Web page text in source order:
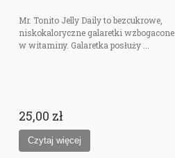
Mr. Tonito Jelly Daily to bezcukrowe,
niskokaloryczne galaretki wzbogacone
w witaminy. Galaretka posłuży ...
25,00 zł